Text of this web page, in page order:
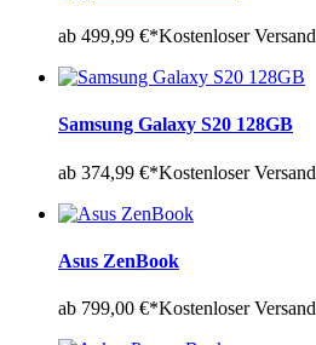
ab 499,99 €*Kostenloser Versand
Samsung Galaxy S20 128GB
ab 374,99 €*Kostenloser Versand
Asus ZenBook
ab 799,00 €*Kostenloser Versand